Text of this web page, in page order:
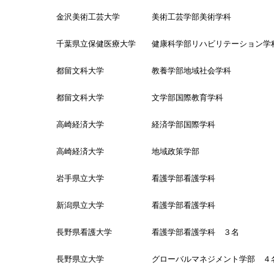
金沢美術工芸大学 美術工芸学部美術学科
千葉県立保健医療大学 健康科学部リハビリテーション学
都留文科大学 教養学部地域社会学科
都留文科大学 文学部国際教育学科
高崎経済大学 経済学部国際学科
高崎経済大学 地域政策学部
岩手県立大学 看護学部看護学科
新潟県立大学 看護学部看護学科
長野県看護大学 看護学部看護学科 ３名
長野県立大学 グローバルマネジメント学部 ４